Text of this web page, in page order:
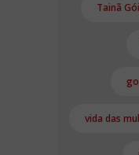
Tainã
vida das